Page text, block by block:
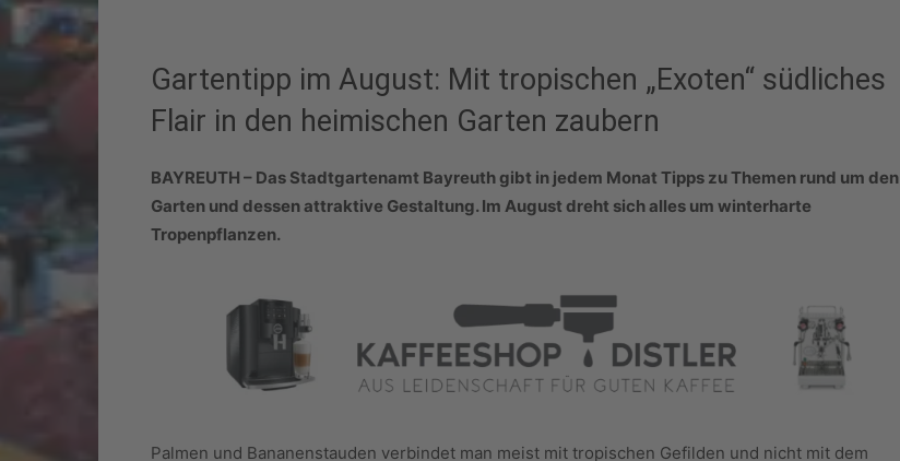
Gartentipp im August: Mit tropischen „Exoten“ südliches
Flair in den heimischen Garten zaubern
BAYREUTH – Das Stadtgartenamt Bayreuth gibt in jedem Monat Tipps zu Themen rund um den
Garten und dessen attraktive Gestaltung. Im August dreht sich alles um winterharte
Tropenpflanzen.
Palmen und Bananenstauden verbindet man meist mit tropischen Gefilden und nicht mit dem